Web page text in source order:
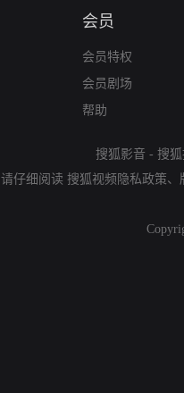
会员
会员特权
会员剧场
帮助
搜狐影音 - 搜
请仔细阅读 搜狐视频隐私政策、